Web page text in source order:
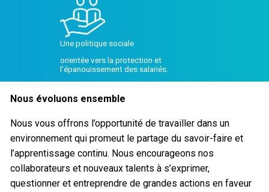
Une politique sociale
orientée vers la protection et
l’épanouissement des salariés.
Nous évoluons ensemble
Nous vous offrons l’opportunité de travailler dans un
environnement qui promeut le partage du savoir-faire et
l’apprentissage continu. Nous encourageons nos
collaborateurs et nouveaux talents à s’exprimer,
questionner et entreprendre de grandes actions en faveur